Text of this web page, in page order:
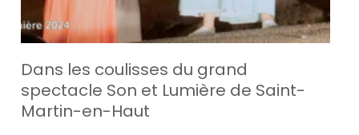
Dans les coulisses du grand
spectacle Son et Lumière de Saint-
Martin-en-Haut